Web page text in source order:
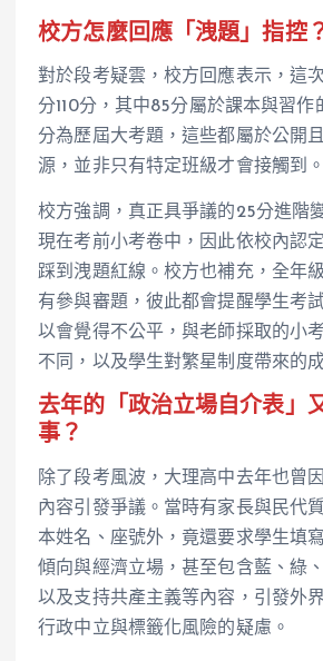
校方怎麼回應「洩題」指控
對於段考疑雲，校方回應表示，這
分110分，其中85分屬於課本與習作
分為歷屆大考題，這些都屬於公開
源，並非只有特定班級才會接觸到。
校方強調，真正具爭議的25分進階
現在考前小考卷中，因此依校內認
踩到洩題紅線。校方也補充，全年
有參與審題，彼此都會提醒學生考
以會覺得不公平，與老師採取的小
不同，以及學生對繁星制度帶來的
去年的「政治立場自介表」
事？
除了段考風波，大理高中去年也曾
內容引發爭議。當時有家長與民代
本姓名、座號外，竟還要求學生填
傾向與經濟立場，甚至包含藍、綠
以及支持共產主義等內容，引發外
行政中立與標籤化風險的疑慮。